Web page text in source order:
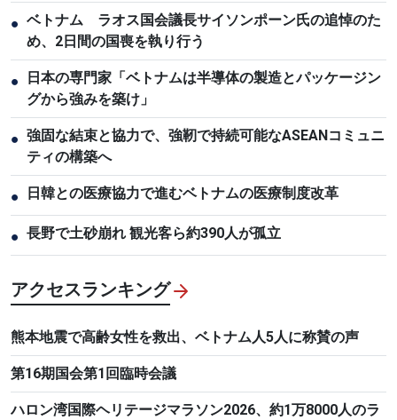
● ベトナム ラオス国会議長サイソンポーン氏の追悼のた
め、2日間の国喪を執り行う
●
日本の専門家「ベトナムは半導体の製造とパッケージン
グから強みを築け」
● 強固な結束と協力で、強靭で持続可能なASEANコミュニ
ティの構築へ
● 日韓との医療協力で進むベトナムの医療制度改革
● 長野で土砂崩れ 観光客ら約390人が孤立
アクセスランキング
熊本地震で高齢女性を救出、ベトナム人5人に称賛の声
第16期国会第1回臨時会議
ハロン湾国際ヘリテージマラソン2026、約1万8000人のラ